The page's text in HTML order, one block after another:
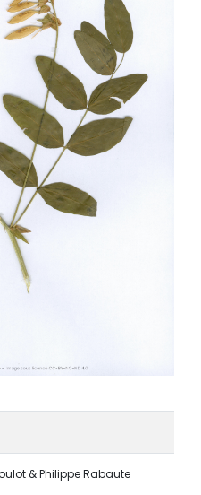
& Philippe Rabaute